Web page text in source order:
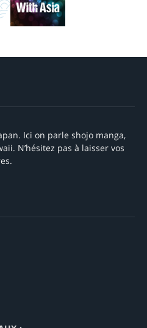
Ici on parle shojo manga,
N’hésitez pas à laisser vos